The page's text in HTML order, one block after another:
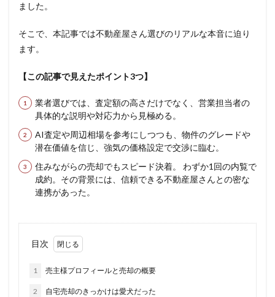
ました。
そこで、本記事では不動産屋さん選びのリアルな本音に迫り
ます。
【この記事で見えたポイント3つ】
業者選びでは、査定額の高さだけでなく、営業担当者の
具体的な説明や対応力から見極める。
AI査定や周辺相場を参考にしつつも、物件のグレードや
潜在価値を信じ、強気の価格設定で交渉に臨む。
住みながらの売却でもスピード決着。 わずか1回の内覧で
成約。その背景には、信頼できる不動産屋さんとの密な
連携があった。
目次
1 売主様プロフィールと売却の概要
2 自宅売却のきっかけは愛犬だった